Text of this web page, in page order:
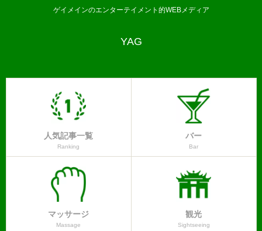
ゲイメインのエンターテイメント的WEBメディア
YAG
人気記事一覧
Ranking
バー
Bar
マッサージ
Massage
観光
Sightseeing